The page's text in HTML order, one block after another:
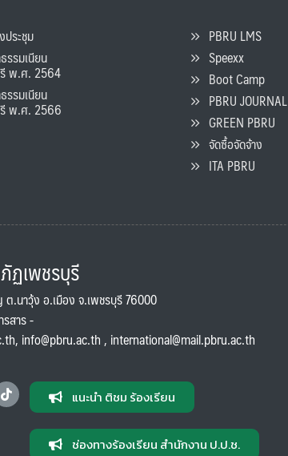
ระชุม
รรมเนียน
พ.ศ. 2564
รรมเนียน
พ.ศ. 2566
PBRU LMS
Speexx
Boot Camp
PBRU JOURNAL
GREEN PBRU
จัดซื้อจัดจ้าง
ITA PBRU
ฏเพชรบุรี
.นาวุ้ง อ.เมือง จ.เพชรบุรี 76000
สาร -
, info@pbru.ac.th, international@mail.pbru.ac.th
แนะนำ ติชม ร้องเรียน
ช่องทางร้องเรียน สำนักงาน ป.ป.ช.